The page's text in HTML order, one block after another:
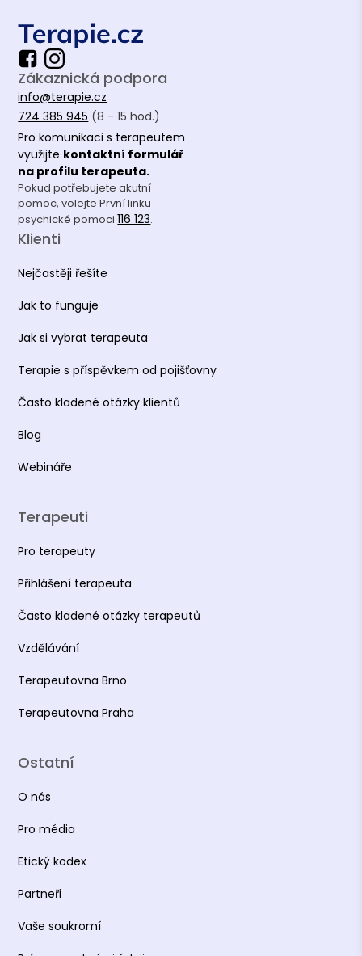
Zákaznická podpora
info@terapie.cz
724 385 945 (8 - 15 hod.)
Pro komunikaci s terapeutem
využijte kontaktní formulář
na profilu terapeuta.
Pokud potřebujete akutní
pomoc, volejte První linku
psychické pomoci116 123.
Klienti
Nejčastěji řešíte
Jak to funguje
Jak si vybrat terapeuta
Terapie s příspěvkem od pojišťovny
Často kladené otázky klientů
Blog
Webináře
Terapeuti
Pro terapeuty
Přihlášení terapeuta
Často kladené otázky terapeutů
Vzdělávání
Terapeutovna Brno
Terapeutovna Praha
Ostatní
O nás
Pro média
Etický kodex
Partneři
Vaše soukromí